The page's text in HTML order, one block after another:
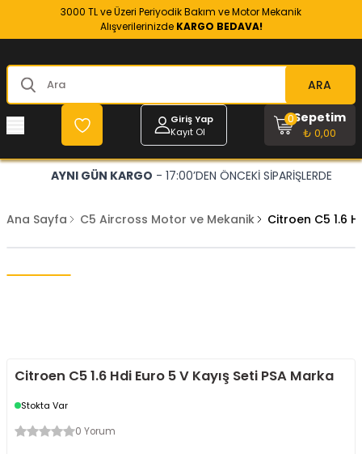
3000 TL ve Üzeri Periyodik Bakım ve Motor Mekanik
Alışverilerinizde KARGO BEDAVA!
ARA
Giriş Yap
Kayıt Ol
Sepetim
₺ 0,00
0
AYNI GÜN KARGO - 17:00’DEN ÖNCEKİ SİPARİŞLERDE
Ana Sayfa C5 Aircross Motor ve Mekanik Citroen C5 1.6
Citroen C5 1.6 Hdi Euro 5 V Kayış Seti PSA Marka
Stokta Var
0 Yorum